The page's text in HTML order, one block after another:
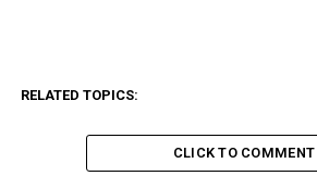
RELATED TOPICS:
CLICK TO COMMENT